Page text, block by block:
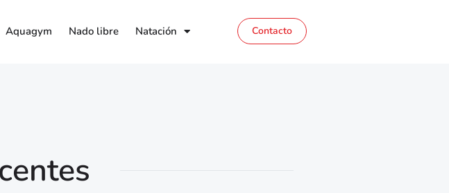
Aquagym Nado libre Natación Contacto